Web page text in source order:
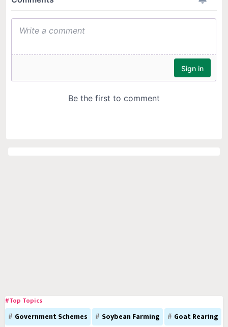
#Top Topics
Government Schemes Soybean Farming
Goat Rearing